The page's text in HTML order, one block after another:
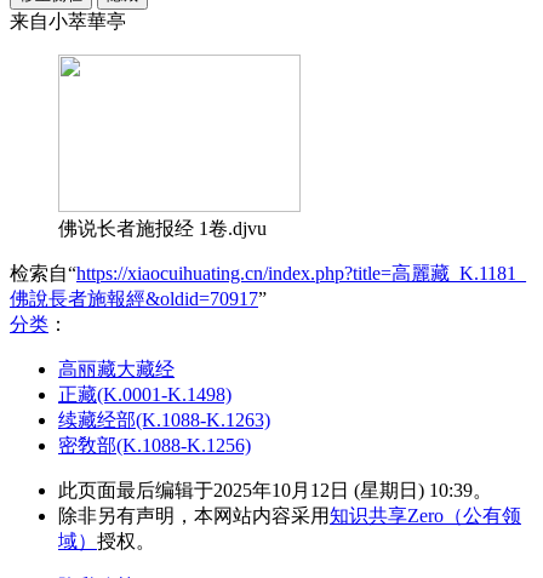
来自小萃華亭
佛说长者施报经 1卷.djvu
检索自“https://xiaocuihuating.cn/index.php?title=高麗藏_K.1181_
佛說長者施報經&oldid=70917”
分类 ：​
高丽藏大藏经
正藏(K.0001-K.1498)
续藏经部(K.1088-K.1263)
密敎部(K.1088-K.1256)
此页面最后编辑于2025年10月12日 (星期日) 10:39。
除非另有声明，本网站内容采用知识共享Zero（公有领
域） 授权。